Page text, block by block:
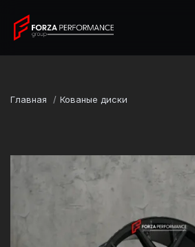
Главная Кованые диски